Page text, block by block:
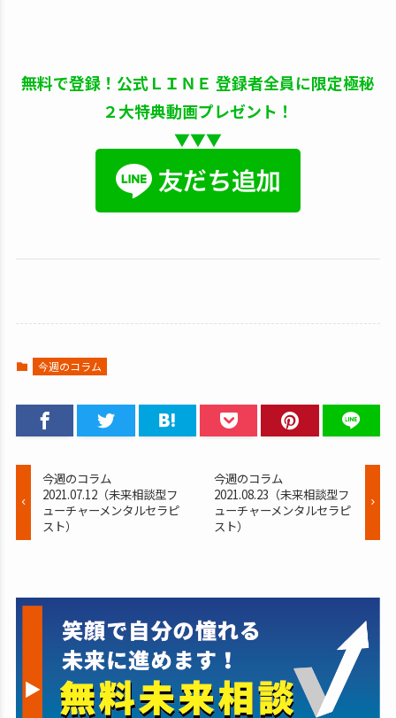
無料で登録！公式ＬＩＮＥ 登録者全員に限定極秘
２大特典動画プレゼント！
▼▼▼
今週のコラム
今週のコラム
2021.07.12（未来相談型フ
ューチャーメンタルセラピ
スト）
今週のコラム
2021.08.23（未来相談型フ
ューチャーメンタルセラピ
スト）